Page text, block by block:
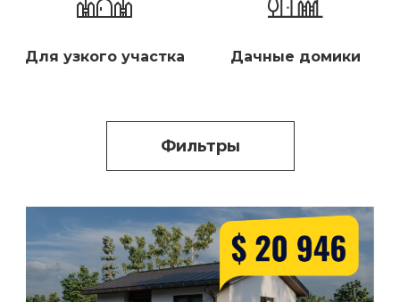
Для узкого участка Дачные домики
Фильтры